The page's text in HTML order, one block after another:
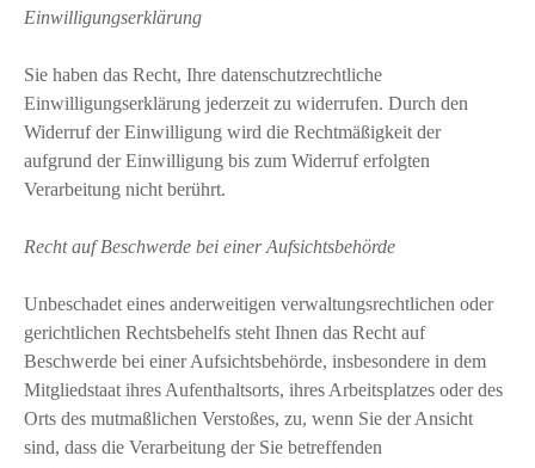
Einwilligungserklärung
Sie haben das Recht, Ihre datenschutzrechtliche
Einwilligungserklärung jederzeit zu widerrufen. Durch den
Widerruf der Einwilligung wird die Rechtmäßigkeit der
aufgrund der Einwilligung bis zum Widerruf erfolgten
Verarbeitung nicht berührt.
Recht auf Beschwerde bei einer Aufsichtsbehörde
Unbeschadet eines anderweitigen verwaltungsrechtlichen oder
gerichtlichen Rechtsbehelfs steht Ihnen das Recht auf
Beschwerde bei einer Aufsichtsbehörde, insbesondere in dem
Mitgliedstaat ihres Aufenthaltsorts, ihres Arbeitsplatzes oder des
Orts des mutmaßlichen Verstoßes, zu, wenn Sie der Ansicht
sind, dass die Verarbeitung der Sie betreffenden